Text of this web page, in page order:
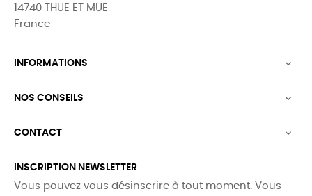
14740 THUE ET MUE
France
INFORMATIONS 
NOS CONSEILS 
CONTACT 
INSCRIPTION NEWSLETTER
Vous pouvez vous désinscrire à tout moment. Vous